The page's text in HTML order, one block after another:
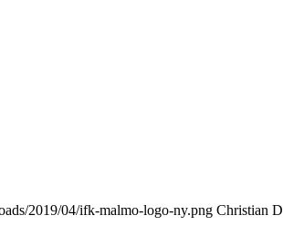
2019/04/ifk-malmo-logo-ny.png Christian D